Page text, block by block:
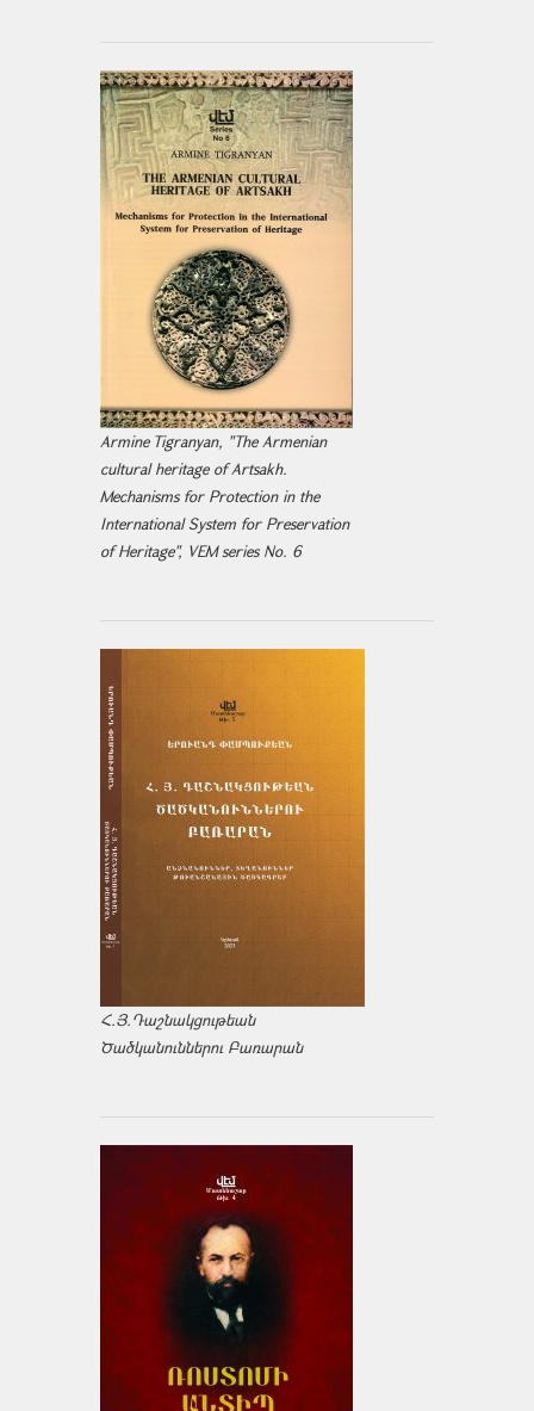
Armine Tigranyan, "The Armenian
cultural heritage of Artsakh.
Mechanisms for Protection in the
International System for Preservation
of Heritage", VEM series No. 6
Հ.Յ.Դաշնակցութեան
Ծածկանուններու Բառարան